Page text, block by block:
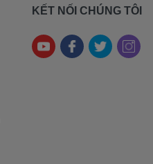
KẾT NỐI CHÚNG TÔI